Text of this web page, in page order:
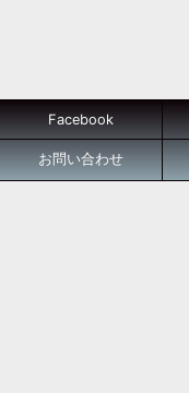
Facebook
お問い合わせ